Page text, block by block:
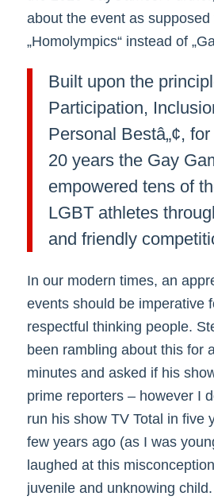
about the event as
„Homolympics“ instead of
Built upon the
Participation,
Personal Bestâ„¢,
20 years the Gay
empowered tens of
LGBT athletes
and friendly
In our modern times, an
events should be imperative
respectful thinking people.
been rambling about this for
minutes and asked if his
prime reporters – however I
run his show TV Total in five
few years ago (as I was
laughed at this
juvenile and unknowing child.